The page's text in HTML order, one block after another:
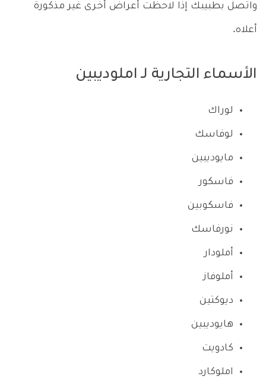
واتصل بطبيبك إذا لاحظت أعراض أخرى غير مذكورة
أعلاه.
الأسماء التجارية لـ املوديبين
لوراك
لوفاسك
مايوديبين
فاسكور
فاسكوبين
نورفاسك
أملودار
أملوفاز
ديوكتين
هايوديبين
كادويت
املوكارد